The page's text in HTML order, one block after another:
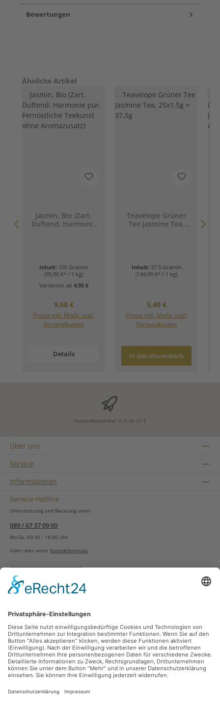
Bewertungen
Produktgalerie überspringen
Ähnliche Artikel
Jasmin, Bio (Zart.
Duftend. Harmonie
Inhalt: 100 Gramm
(95,00 €* / 1 kg)
Varianten ab 4,95 €
Regulärer Preis:
9,50 €
Preise inkl. MwSt. zzgl.
Versandkosten
Details
Teavelope Grüner
Tee Jasmine Tea,
Inhalt: 37.5 Gramm
(144,00 €* / 1 kg)
Regulärer Preis:
5,40 €
Preise inkl. MwSt. zzgl.
Versandkosten
In den Warenkorb
Versandkostenfrei in D ab 35 €
Über uns
Service
Informationen
Service-Hotline
Unterstützung und Beratung unter:
089 / 67 37 09 00
Mo-Sa, 09:30 - 18:00 Uhr
Oder über unser Kontaktformular.
Vertrag widerrufen
Zahlungsarten
Sicher Einkaufen
Ladengeschäft
Newsletter